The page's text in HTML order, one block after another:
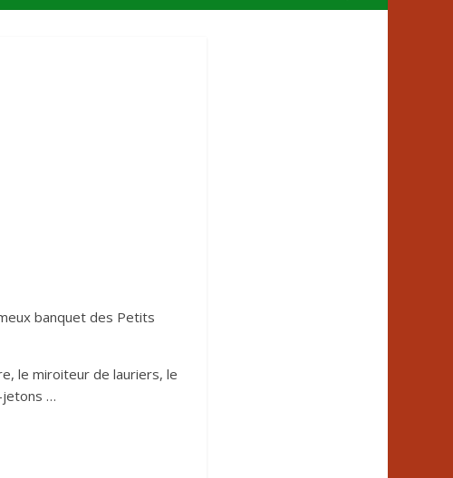
banquet des Petits
le miroiteur de lauriers, le
jetons …